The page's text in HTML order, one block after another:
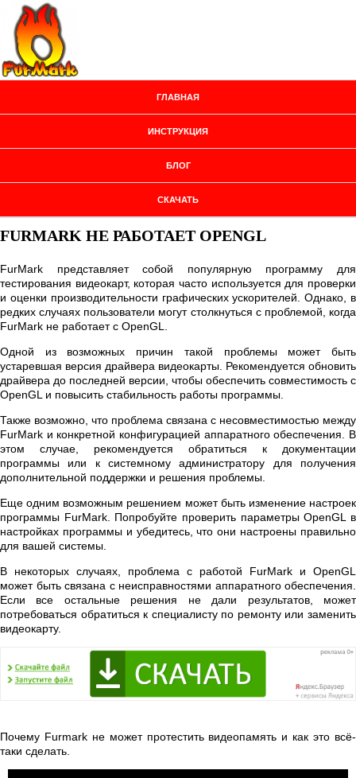
ГЛАВНАЯ
ИНСТРУКЦИЯ
БЛОГ
СКАЧАТЬ
FURMARK НЕ РАБОТАЕТ OPENGL
FurMark представляет собой популярную программу для
тестирования видеокарт, которая часто используется для проверки
и оценки производительности графических ускорителей. Однако, в
редких случаях пользователи могут столкнуться с проблемой, когда
FurMark не работает с OpenGL.
Одной из возможных причин такой проблемы может быть
устаревшая версия драйвера видеокарты. Рекомендуется обновить
драйвера до последней версии, чтобы обеспечить совместимость с
OpenGL и повысить стабильность работы программы.
Также возможно, что проблема связана с несовместимостью между
FurMark и конкретной конфигурацией аппаратного обеспечения. В
этом случае, рекомендуется обратиться к документации
программы или к системному администратору для получения
дополнительной поддержки и решения проблемы.
Еще одним возможным решением может быть изменение настроек
программы FurMark. Попробуйте проверить параметры OpenGL в
настройках программы и убедитесь, что они настроены правильно
для вашей системы.
В некоторых случаях, проблема с работой FurMark и OpenGL
может быть связана с неисправностями аппаратного обеспечения.
Если все остальные решения не дали результатов, может
потребоваться обратиться к специалисту по ремонту или заменить
видеокарту.
Почему Furmark не может протестить видеопамять и как это всё-
таки сделать.